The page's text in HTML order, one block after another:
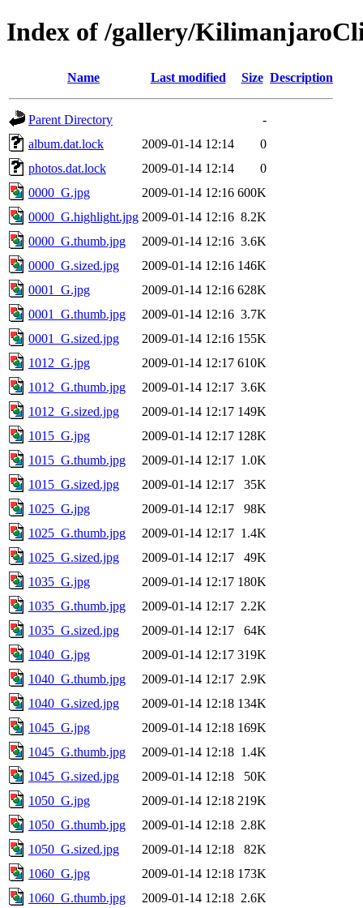
Index of /gallery/
Name Last modified Size Description
Parent Directory
-
album.dat.lock
2009-01-14 12:14
0
photos.dat.lock
2009-01-14 12:14
0
0000_G.jpg
2009-01-14 12:16 600K
0000_G.highlight.jpg 2009-01-14 12:16 8.2K
0000_G.thumb.jpg
2009-01-14 12:16 3.6K
0000_G.sized.jpg
2009-01-14 12:16 146K
0001_G.jpg
2009-01-14 12:16 628K
0001_G.thumb.jpg
2009-01-14 12:16 3.7K
0001_G.sized.jpg
2009-01-14 12:16 155K
1012_G.jpg
2009-01-14 12:17 610K
1012_G.thumb.jpg
2009-01-14 12:17 3.6K
1012_G.sized.jpg
2009-01-14 12:17 149K
1015_G.jpg
2009-01-14 12:17 128K
1015_G.thumb.jpg
2009-01-14 12:17 1.0K
1015_G.sized.jpg
2009-01-14 12:17
35K
1025_G.jpg
2009-01-14 12:17
98K
1025_G.thumb.jpg
2009-01-14 12:17 1.4K
1025_G.sized.jpg
2009-01-14 12:17
49K
1035_G.jpg
2009-01-14 12:17 180K
1035_G.thumb.jpg
2009-01-14 12:17 2.2K
1035_G.sized.jpg
2009-01-14 12:17
64K
1040_G.jpg
2009-01-14 12:17 319K
1040_G.thumb.jpg
2009-01-14 12:17 2.9K
1040_G.sized.jpg
2009-01-14 12:18 134K
1045_G.jpg
2009-01-14 12:18 169K
1045_G.thumb.jpg
2009-01-14 12:18 1.4K
1045_G.sized.jpg
2009-01-14 12:18
50K
1050_G.jpg
2009-01-14 12:18 219K
1050_G.thumb.jpg
2009-01-14 12:18 2.8K
1050_G.sized.jpg
2009-01-14 12:18
82K
1060_G.jpg
2009-01-14 12:18 173K
1060_G.thumb.jpg
2009-01-14 12:18 2.6K